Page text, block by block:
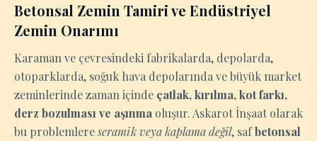
Betonsal Zemin Tamiri ve Endüstriyel
Zemin Onarımı
Karaman ve çevresindeki fabrikalarda, depolarda,
otoparklarda, soğuk hava depolarında ve büyük market
zeminlerinde zaman içinde çatlak, kırılma, kot farkı,
derz bozulması ve aşınma oluşur. Askarot İnşaat olarak
bu problemlereseramik veya kaplama değil, safbetonsal